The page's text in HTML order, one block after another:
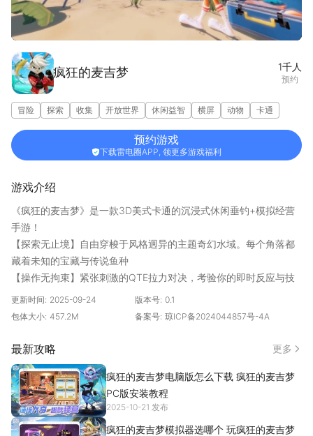
图集(1/5)
疯狂的麦吉梦 1千人
预约
冒险 探索 收集 开放世界 休闲益智 横屏 动物
卡通
预约游戏
下载雷电圈APP, 领更多游戏福利
游戏介绍
《疯狂的麦吉梦》是一款3D美式卡通的沉浸式休闲垂钓+模拟经营​​
手游！
【探索无止境】自由穿梭于风格迥异的主题奇幻水域。每个角落都
藏着未知的宝藏与传说鱼种
【操作无拘束】紧张刺激的QTE拉力对决，考验你的即时反应与技
巧，每一次咬钩都充满动感十足的互动乐趣，享受指尖上的垂钓快
感！
鉴。
热的渔业大亨！
更新时间: 2025-09-24 版本号: 0.1
包体大小: 457.2M 备案号: 琼ICP备2024044857号-4A
最新攻略 更多
疯狂的麦吉梦电脑版怎么下载 疯狂的麦吉梦
PC版安装教程
2025-10-21 发布
疯狂的麦吉梦模拟器选哪个 玩疯狂的麦吉梦